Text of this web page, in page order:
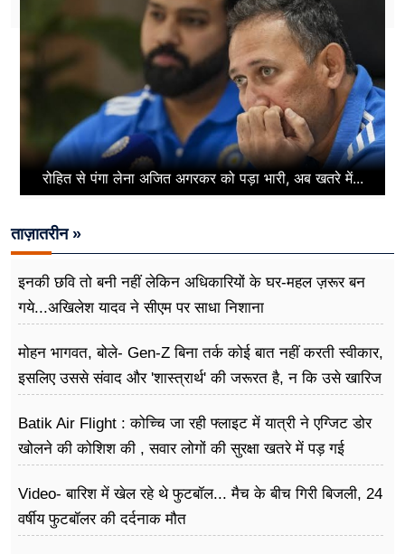
रोहित से पंगा लेना अजित अगरकर को पड़ा भारी, अब खतरे में...
ताज़ातरीन »
इनकी छवि तो बनी नहीं लेकिन अधिकारियों के घर-महल ज़रूर बन
गये...अखिलेश यादव ने सीएम पर साधा​ निशाना
मोहन भागवत, बोले- Gen-Z बिना तर्क कोई बात नहीं करती स्वीकार,
इसलिए उससे संवाद और 'शास्त्रार्थ' की जरूरत है, न कि उसे खारिज
Batik Air Flight : कोच्चि जा रही फ्लाइट में यात्री ने एग्जिट डोर
खोलने की कोशिश की , सवार लोगों की सुरक्षा खतरे में पड़ गई
Video- बारिश में खेल रहे थे फुटबॉल... मैच के बीच गिरी बिजली, 24
वर्षीय फुटबॉलर की दर्दनाक मौत